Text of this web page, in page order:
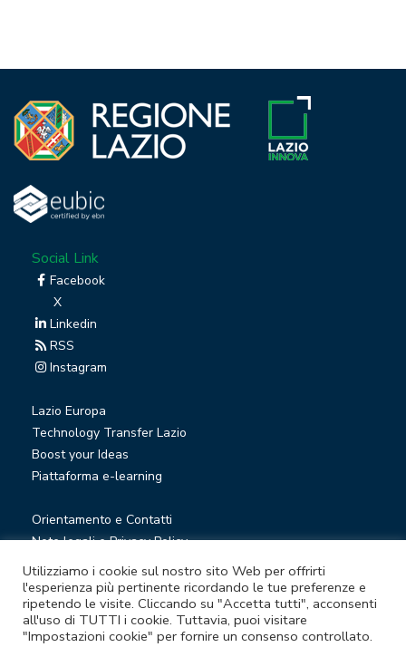
Social Link
Facebook
X
Linkedin
RSS
Instagram
Lazio Europa
Technology Transfer Lazio
Boost your Ideas
Piattaforma e-learning
Orientamento e Contatti
Note legali e Privacy Policy
Privacy Newsletter
Società trasparente
Whistleblowing
Utilizziamo i cookie sul nostro sito Web per offrirti
l'esperienza più pertinente ricordando le tue preferenze e
ripetendo le visite. Cliccando su "Accetta tutti", acconsenti
all'uso di TUTTI i cookie. Tuttavia, puoi visitare
"Impostazioni cookie" per fornire un consenso controllato.